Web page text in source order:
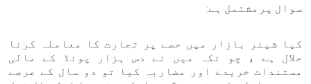
سوال پرمشتمل ہے:
کیا شیئر بازار میں حصے پر تجارت کا معاملہ کرنا
حلال ہے ، چو نکہ میں نے دس ہزار پونڈ کے مالی
مستندات خریدے اور مضاربہ کیا تو دو سال کے عرصے